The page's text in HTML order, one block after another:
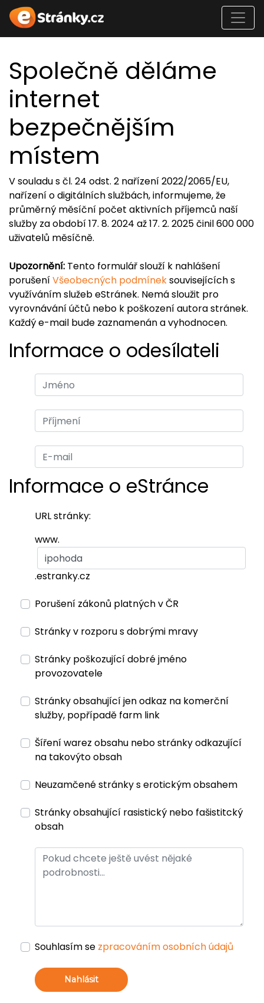
Společně děláme
internet
bezpečnějším
místem
V souladu s čl. 24 odst. 2 nařízení 2022/2065/EU,
nařízení o digitálních službách, informujeme, že
průměrný měsíční počet aktivních příjemců naší
služby za období 17. 8. 2024 až 17. 2. 2025 činil 600 000
uživatelů měsíčně.
Upozornění: Tento formulář slouží k nahlášení
porušeníVšeobecných podmíneksouvisejících s
využíváním služeb eStránek. Nemá sloužit pro
vyrovnávání účtů nebo k poškození autora stránek.
Každý e-mail bude zaznamenán a vyhodnocen.
Informace o odesílateli
Informace o eStránce
URL stránky:
www.
.estranky.cz
Porušení zákonů platných v ČR
Stránky v rozporu s dobrými mravy
Stránky poškozující dobré jméno
provozovatele
Stránky obsahující jen odkaz na komerční
služby, popřípadě farm link
Šíření warez obsahu nebo stránky odkazující
na takovýto obsah
Neuzamčené stránky s erotickým obsahem
Stránky obsahující rasistický nebo fašistitcký
obsah
Souhlasím se zpracováním osobních údajů
Nahlásit